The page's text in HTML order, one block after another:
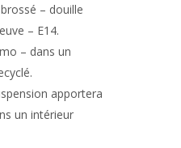
– douille
– E14.
– dans un
apportera
un intérieur